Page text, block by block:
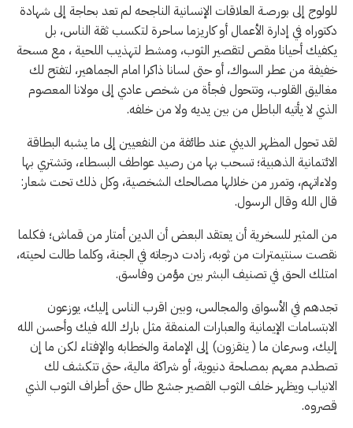
للولوج إلى بورصـة العلاقات الإنسانية الناجحه لم تعد بحاجة إلى شهادة
دكتوراه في إدارة الأعمال أو كاريزما ساحرة لتكسب ثقة الناس، بل
يكفيك أحيانا مقص لتقصير الثوب، ومشط لتهذيب اللحية ، مع مسحة
خفيفة من عطر السواك، أو حتى لسانا ذاكرا امام الجماهير، لتفتح لك
مغاليق القلوب، وتتحول فجأة من شخص عادي إلى مولانا المعصوم
الذي لا يأتيه الباطل من بين يديه ولا من خلفه.
​لقد تحول المظهر الديني عند طائفة من النفعيين إلى ما يشبه البطاقة
الائتمانية الذهبية؛ تسحب بها من رصيد عواطف البسطاء، وتشتري بها
ولاءاتهم، وتمرر من خلالها مصالحك الشخصية، وكل ذلك تحت شعار:
قال الله وقال الرسول.
​من المثير للسخرية أن يعتقد البعض أن الدين أمتار من قماش؛ فكلما
نقصت سنتيمترات من ثوبه، زادت درجاته في الجنة، وكلما طالت لحيته،
امتلك الحق في تصنيف البشر بين مؤمن وفاسق.
تجدهم في الأسواق والمجالس، وبين اقرب الناس إليك، يوزعون
الابتسامات الإيمانية والعبارات المنمقة مثل بارك الله فيك وأحسن الله
إليك، وسرعان ما ( ينقزون) إلى الإمامة والخطابه والإفتاء لكن ما إن
تصطدم معهم بمصلحة دنيوية، أو شراكة مالية، حتى تتكشف لك
الانياب ويظهر خلف الثوب القصير جشع طال حتى أطراف الثوب الذي
قصروه.